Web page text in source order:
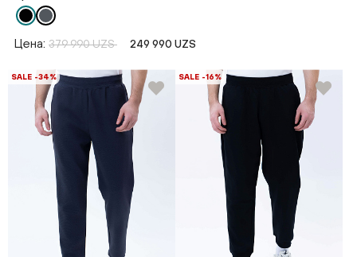
Цена: 379 990 UZS 249 990 UZS
SALE -34% SALE -16%